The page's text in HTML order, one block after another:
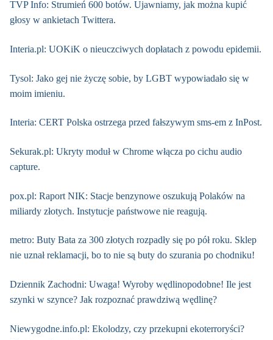
TVP Info: Strumień 600 botów. Ujawniamy, jak można kupić
głosy w ankietach Twittera.
Interia.pl: UOKiK o nieuczciwych dopłatach z powodu epidemii.
Tysol: Jako gej nie życzę sobie, by LGBT wypowiadało się w
moim imieniu.
Interia: CERT Polska ostrzega przed fałszywym sms-em z InPost.
Sekurak.pl: Ukryty moduł w Chrome włącza po cichu audio
capture.
pox.pl: Raport NIK: Stacje benzynowe oszukują Polaków na
miliardy złotych. Instytucje państwowe nie reagują.
metro: Buty Bata za 300 złotych rozpadły się po pół roku. Sklep
nie uznał reklamacji, bo to nie są buty do szurania po chodniku!
Dziennik Zachodni: Uwaga! Wyroby wędlinopodobne! Ile jest
szynki w szynce? Jak rozpoznać prawdziwą wędlinę?
Niewygodne.info.pl: Ekolodzy, czy przekupni ekoterroryści?